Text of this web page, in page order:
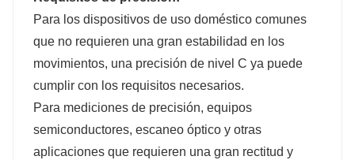
Para los dispositivos de uso doméstico comunes
que no requieren una gran estabilidad en los
movimientos, una precisión de nivel C ya puede
cumplir con los requisitos necesarios.
Para mediciones de precisión, equipos
semiconductores, escaneo óptico y otras
aplicaciones que requieren una gran rectitud y